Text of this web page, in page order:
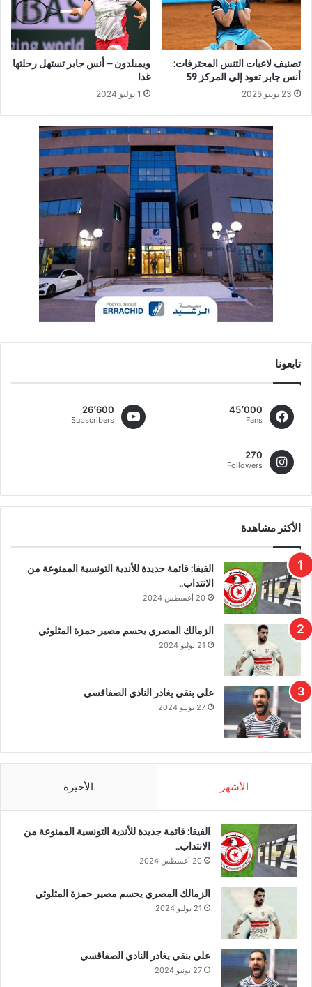
تصنيف لاعبات التنس المحترفات:
أنس جابر تعود إلى المركز 59
23 يونيو 2025
ويمبلدون – أنس جابر تستهل رحلتها
غدا
1 يوليو 2024
تابعونا
45٬000
Fans
26٬600
Subscribers
270
Followers
الأكثر مشاهدة
الفيفا: قائمة جديدة للأندية التونسية الممنوعة من
الانتداب..
20 أغسطس 2024
الزمالك المصري يحسم مصير حمزة المثلوثي
21 يوليو 2024
علي بنقي يغادر النادي الصفاقسي
27 يونيو 2024
الأشهر الأخيرة
الفيفا: قائمة جديدة للأندية التونسية الممنوعة من
الانتداب..
20 أغسطس 2024
الزمالك المصري يحسم مصير حمزة المثلوثي
21 يوليو 2024
علي بنقي يغادر النادي الصفاقسي
27 يونيو 2024